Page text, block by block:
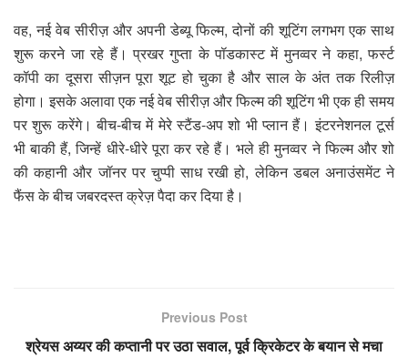
वह, नई वेब सीरीज़ और अपनी डेब्यू फिल्म, दोनों की शूटिंग लगभग एक साथ
शुरू करने जा रहे हैं। प्रखर गुप्ता के पॉडकास्ट में मुनव्वर ने कहा, फर्स्ट
कॉपी का दूसरा सीज़न पूरा शूट हो चुका है और साल के अंत तक रिलीज़
होगा। इसके अलावा एक नई वेब सीरीज़ और फिल्म की शूटिंग भी एक ही समय
पर शुरू करेंगे। बीच-बीच में मेरे स्टैंड-अप शो भी प्लान हैं। इंटरनेशनल टूर्स
भी बाकी हैं, जिन्हें धीरे-धीरे पूरा कर रहे हैं। भले ही मुनव्वर ने फिल्म और शो
की कहानी और जॉनर पर चुप्पी साध रखी हो, लेकिन डबल अनाउंसमेंट ने
फैंस के बीच जबरदस्त क्रेज़ पैदा कर दिया है।
Previous Post
श्रेयस अय्यर की कप्तानी पर उठा सवाल, पूर्व क्रिकेटर के बयान से मचा